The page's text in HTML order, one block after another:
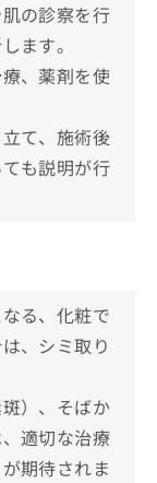
リニック
知
た施
の診察を行
ます。
、薬剤を使
て、施術後
も説明が行
る、化粧で
、シミ取り
）、そばか
適切な治療
期待されま